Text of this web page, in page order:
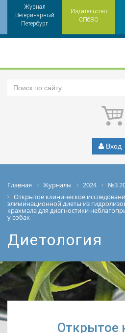
Журнал
Ветеринарный
Петербург
Издательство
СПбВО
Вход
Главная Журналы 2024
№3
Открытое клиническое
элиминационной диеты из
крахмала для диагностики
у собак
Диетология
Открытое